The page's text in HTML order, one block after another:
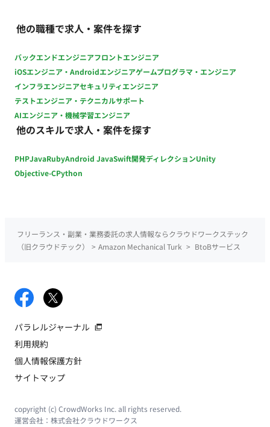
他の職種で求人・案件を探す
バックエンドエンジニアフロントエンジニア
iOSエンジニア・Androidエンジニアゲームプログラマ・エンジニア
インフラエンジニアセキュリティエンジニア
テストエンジニア・テクニカルサポート
AIエンジニア・機械学習エンジニア
他のスキルで求人・案件を探す
PHPJavaRubyAndroid JavaSwift開発ディレクションUnity
Objective-CPython
フリーランス・副業・業務委託の求人情報ならクラウドワークステック
（旧クラウドテック）
> Amazon Mechanical Turk > BtoBサービス
パラレルジャーナル
利用規約
個人情報保護方針
サイトマップ
copyright (c) CrowdWorks Inc. all rights reserved.
運営会社： 株式会社クラウドワークス